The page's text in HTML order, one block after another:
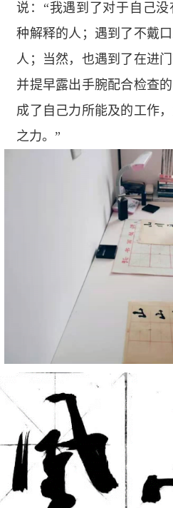
说：“我遇到了对于自己
种解释的人；遇到了不戴
人；当然，也遇到了在进
并提早露出手腕配合检查
成了自己力所能及的工作
之力。”